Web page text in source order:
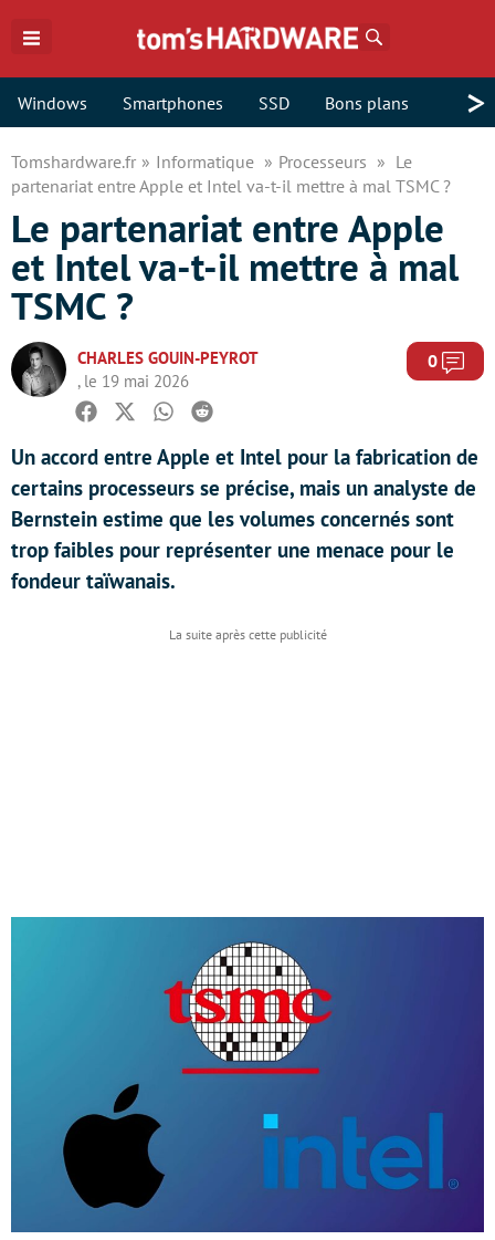
Windows Smartphones SSD Bons plans >
Tomshardware.fr Informatique Processeurs
Le
partenariat entre Apple et Intel va-t-il mettre à mal TSMC ?
Le partenariat entre Apple
et Intel va-t-il mettre à mal
TSMC ?
CHARLES GOUIN-PEYROT
, le 19 mai 2026
0
Facebook
TwitterWhatsapp
Reddit
Un accord entre Apple et Intel pour la fabrication de
certains processeurs se précise, mais un analyste de
Bernstein estime que les volumes concernés sont
trop faibles pour représenter une menace pour le
fondeur taïwanais.